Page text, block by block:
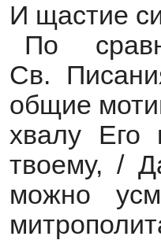
И щастие
По
Св.
общие
хвалу Его
твоему, /
можно